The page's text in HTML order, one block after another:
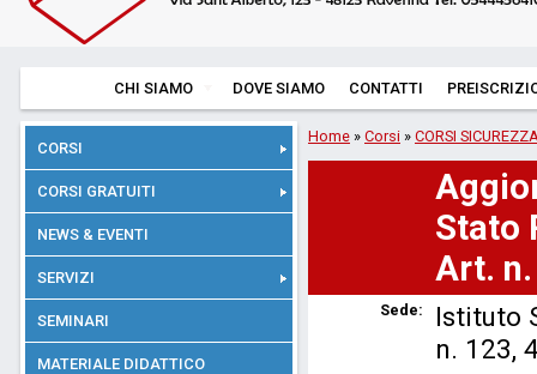
CHI SIAMO DOVE SIAMO CONTATTI
CORSI
CORSI GRATUITI
NEWS & EVENTI
SERVIZI
SEMINARI
MATERIALE DIDATTICO
Home » Corsi » CORSI
Stato
Art.
Sede:
Istituto
n. 123,